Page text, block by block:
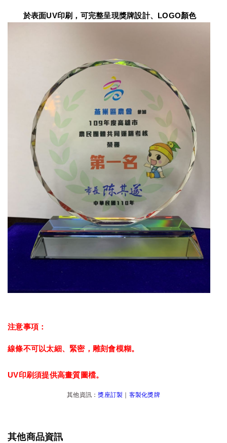
於表面UV印刷，可完整呈現獎牌設計、LOGO顏色
注意事項：
線條不可以太細、緊密，雕刻會模糊。
UV印刷須提供高畫質圖檔。
其他資訊：獎座訂製 客製化獎牌
其他商品資訊